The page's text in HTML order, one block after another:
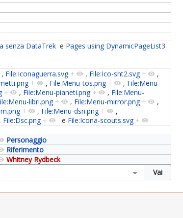
senza DataTrek e Pages using DynamicPageList3
, File:Iconaguerra.svg + , File:Ico-sht2.svg +
,
+ , File:Menu-tos.png + , File:Menu-
+ , File:Menu-pianeti.png + , File:Menu-
libri.png + , File:Menu-mirror.png +
,
+ , File:Menu-dsn.png +
,
, File:Dsc.png + e File:Icona-scouts.svg +
Personaggio
Riferimento
Whitney Rydbeck